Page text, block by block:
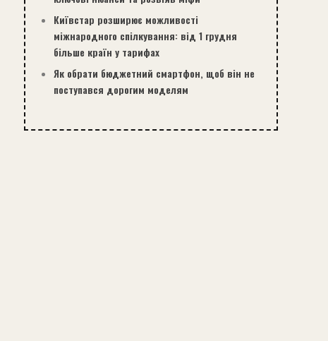
Київстар розширює можливості
міжнародного спілкування: від 1 грудня
більше країн у тарифах
Як обрати бюджетний смартфон, щоб він не
поступався дорогим моделям